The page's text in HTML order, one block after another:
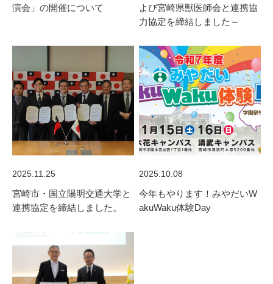
演会」の開催について
よび宮崎県獣医師会と連携協
力協定を締結しました～
2025.11.25
宮崎市・国立陽明交通大学と
連携協定を締結しました。
2025.10.08
今年もやります！みやだいW
akuWaku体験Day